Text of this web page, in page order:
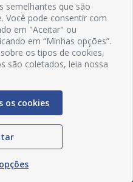
semelhantes que são
Você pode consentir com
em "Aceitar" ou
em “Minhas opções”.
os tipos de cookies,
são coletados, leia nossa
os cookies